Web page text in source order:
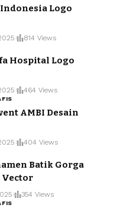
Logo
814 Views
Hospital Logo
464 Views
AMBI Desain
404 Views
Batik Gorga
Vector
354 Views